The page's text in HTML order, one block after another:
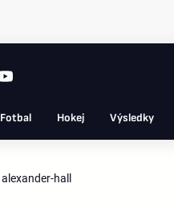
Fotbal Hokej Výsledky
alexander-hall